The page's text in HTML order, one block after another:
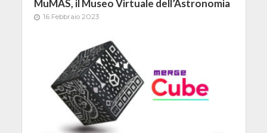
MuMAS, il Museo Virtuale dell’Astronomia
16 Febbraio 2023